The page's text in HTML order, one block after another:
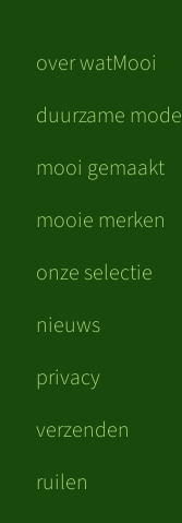
over watMooi
duurzame mode
mooi gemaakt
mooie merken
onze selectie
nieuws
privacy
verzenden
ruilen